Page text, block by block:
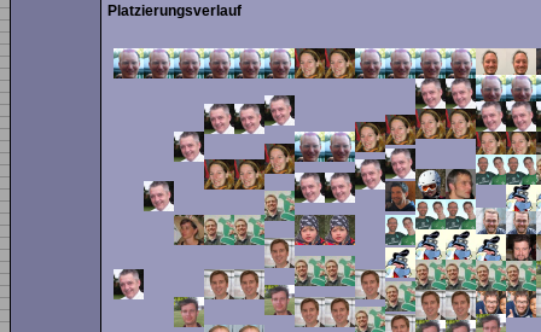
Platzierungsverlauf